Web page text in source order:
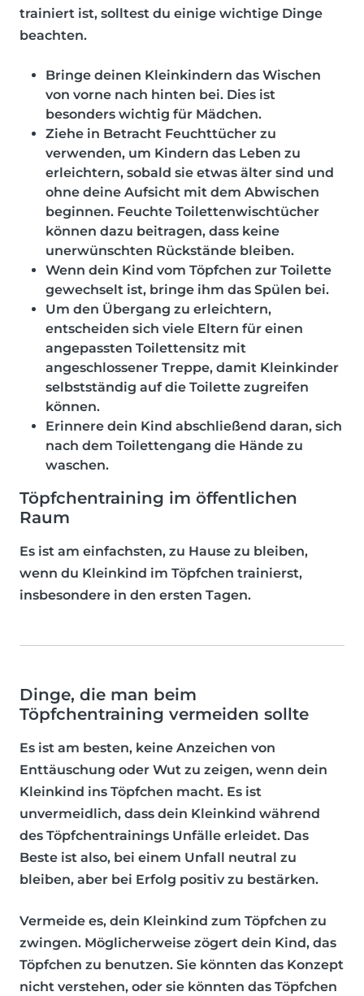
trainiert ist, solltest du einige wichtige Dinge
beachten.
Bringe deinen Kleinkindern das Wischen
von vorne nach hinten bei. Dies ist
besonders wichtig für Mädchen.
Ziehe in Betracht Feuchttücher zu
verwenden, um Kindern das Leben zu
erleichtern, sobald sie etwas älter sind und
ohne deine Aufsicht mit dem Abwischen
beginnen. Feuchte Toilettenwischtücher
können dazu beitragen, dass keine
unerwünschten Rückstände bleiben.
Wenn dein Kind vom Töpfchen zur Toilette
gewechselt ist, bringe ihm das Spülen bei.
Um den Übergang zu erleichtern,
entscheiden sich viele Eltern für einen
angepassten Toilettensitz mit
angeschlossener Treppe, damit Kleinkinder
selbstständig auf die Toilette zugreifen
können.
Erinnere dein Kind abschließend daran, sich
nach dem Toilettengang die Hände zu
waschen.
Töpfchentraining im öffentlichen
Raum
Es ist am einfachsten, zu Hause zu bleiben,
wenn du Kleinkind im Töpfchen trainierst,
insbesondere in den ersten Tagen.
Dinge, die man beim
Töpfchentraining vermeiden sollte
Es ist am besten, keine Anzeichen von
Enttäuschung oder Wut zu zeigen, wenn dein
Kleinkind ins Töpfchen macht. Es ist
unvermeidlich, dass dein Kleinkind während
des Töpfchentrainings Unfälle erleidet. Das
Beste ist also, bei einem Unfall neutral zu
bleiben, aber bei Erfolg positiv zu bestärken.
Vermeide es, dein Kleinkind zum Töpfchen zu
zwingen. Möglicherweise zögert dein Kind, das
Töpfchen zu benutzen. Sie könnten das Konzept
nicht verstehen, oder sie könnten das Töpfchen